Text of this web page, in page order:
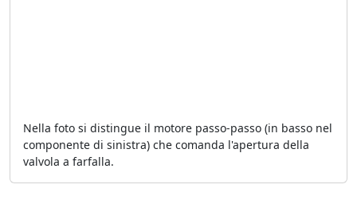
Nella foto si distingue il motore passo-passo (in basso nel
componente di sinistra) che comanda l'apertura della
valvola a farfalla.